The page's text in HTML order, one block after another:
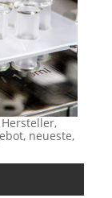
neueste,